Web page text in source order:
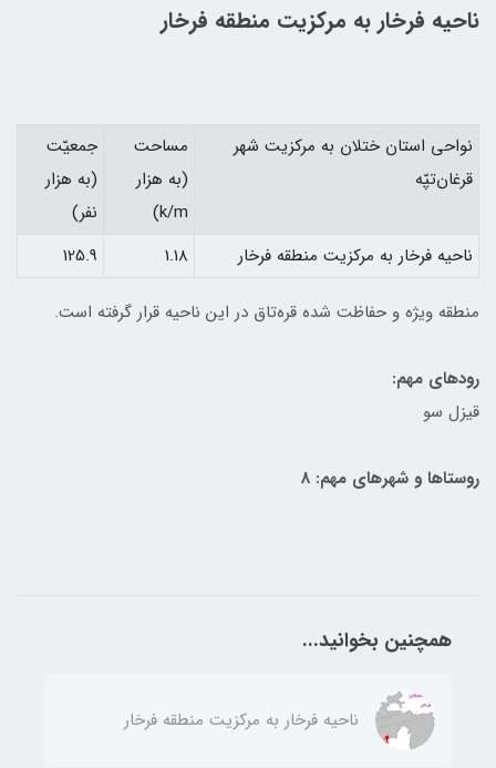
ناحيه فرخار به مركزيت منطقه فرخار
نواحي استان ختلان به مركزيت شهر
قرغان‌تپّه
مساحت
(به هزار
k/m)
جمعيّت
(به هزار
نفر)
ناحيه فرخار به مركزيت منطقه فرخار
1.18
125.9
منطقه ويژه و حفاظت شده قره‌تاق در اين ناحيه قرار گرفته است.
رودهای مهم:
قيزل سو
روستاها و شهرهای مهم: 8
همچنین بخوانید...
ناحيه فرخار به مركزيت منطقه فرخار